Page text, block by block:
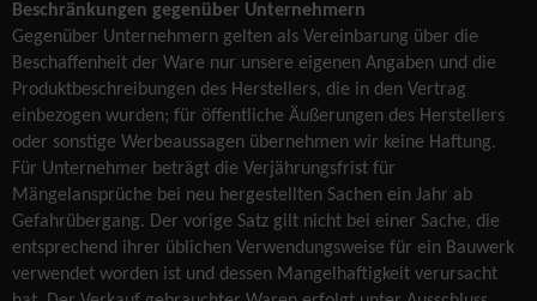
Beschränkungen gegenüber Unternehmern
Gegenüber Unternehmern gelten als Vereinbarung über die
Beschaffenheit der Ware nur unsere eigenen Angaben und die
Produktbeschreibungen des Herstellers, die in den Vertrag
einbezogen wurden; für öffentliche Äußerungen des Herstellers
oder sonstige Werbeaussagen übernehmen wir keine Haftung.
Für Unternehmer beträgt die Verjährungsfrist für
Mängelansprüche bei neu hergestellten Sachen ein Jahr ab
Gefahrübergang. Der vorige Satz gilt nicht bei einer Sache, die
entsprechend ihrer üblichen Verwendungsweise für ein Bauwerk
verwendet worden ist und dessen Mangelhaftigkeit verursacht